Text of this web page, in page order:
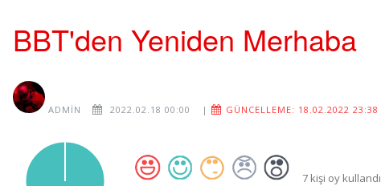
BBT'den Yeniden Merhaba
ADMIN 2022.02.18 00:00 | GÜNCELLEME: 18.02.2022 23:38
7 kişi oy kullandı